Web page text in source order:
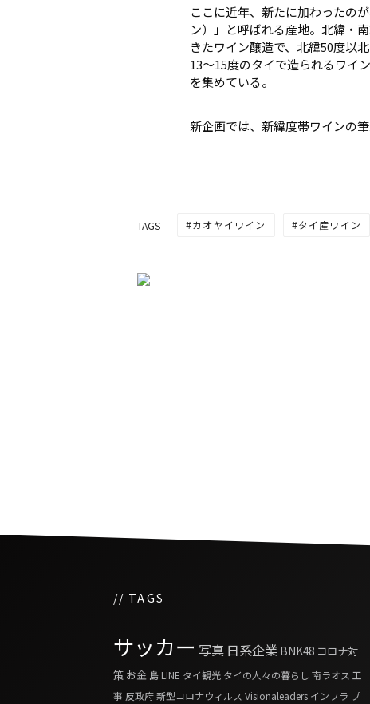
ここに近年、新たに加わったの
ン）」と呼ばれる産地。北緯・
きたワイン醸造で、北緯50度以
13～15度のタイで造られるワイ
を集めている。
新企画では、新緯度帯ワインの
TAGS カオヤイワイン タイ産ワイン
// TAGS
サッカー 写真 日系企業 BNK48 コロナ対
策 お金 島LINE タイ観光 タイの人々の暮らし 南ラオス 工
事 反政府新型コロナウィルス Visionaleaders インフラ プ